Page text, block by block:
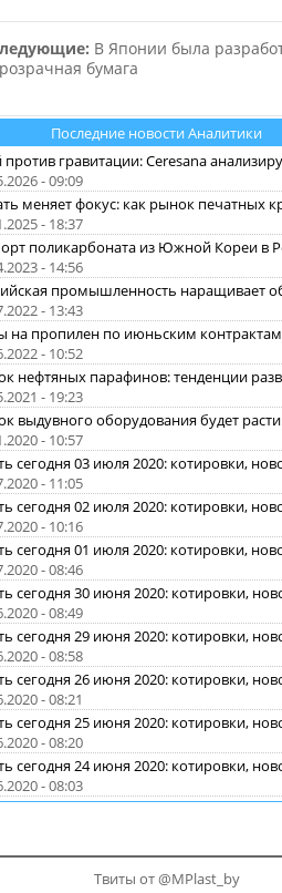
В Японии была
бумага
Последние новости Аналитики
против гравитации: Ceresana
- 09:09
меняет фокус: как рынок печатных
- 18:37
поликарбоната из Южной Кореи в
- 14:56
промышленность наращивает
- 13:43
на пропилен по июньским
- 10:52
нефтяных парафинов: тенденции
- 19:23
выдувного оборудования будет расти
- 10:57
сегодня 03 июля 2020: котировки,
- 11:05
сегодня 02 июля 2020: котировки,
- 10:16
сегодня 01 июля 2020: котировки,
- 08:46
сегодня 30 июня 2020: котировки,
- 08:49
сегодня 29 июня 2020: котировки,
- 08:58
сегодня 26 июня 2020: котировки,
- 08:21
сегодня 25 июня 2020: котировки,
- 08:20
сегодня 24 июня 2020: котировки,
- 08:03
Твиты от @MPlast_by